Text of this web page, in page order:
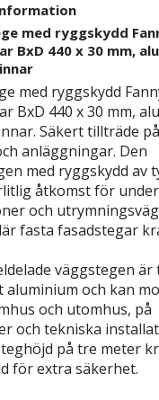
med ryggskydd
BxD 440 x 30 mm,
med ryggskydd
BxD 440 x 30 mm,
Säkert tillträde
anläggningar. Den
med ryggskydd av
åtkomst för
och
fasta fasadstegar
väggstegen är
aluminium och kan
och utomhus, på
och tekniska
på tre meter
för extra säkerhet.